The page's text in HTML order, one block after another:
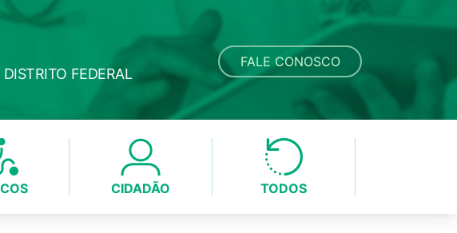
FEDERAL
FALE CONOSCO
CIDADÃO TODOS